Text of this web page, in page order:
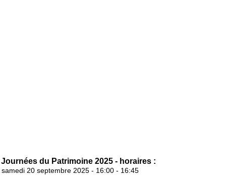
Journées du Patrimoine 2025 - horaires :
samedi 20 septembre 2025 - 16:00 - 16:45